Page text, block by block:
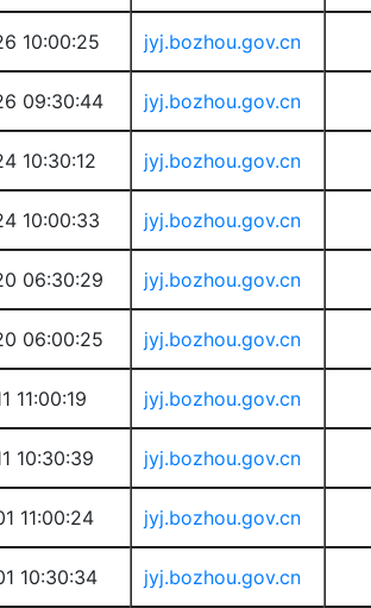
10:00:25 jyj.bozhou.gov.cn
09:30:44 jyj.bozhou.gov.cn
10:30:12 jyj.bozhou.gov.cn
10:00:33 jyj.bozhou.gov.cn
06:30:29 jyj.bozhou.gov.cn
06:00:25 jyj.bozhou.gov.cn
11:00:19 jyj.bozhou.gov.cn
10:30:39 jyj.bozhou.gov.cn
11:00:24 jyj.bozhou.gov.cn
10:30:34 jyj.bozhou.gov.cn